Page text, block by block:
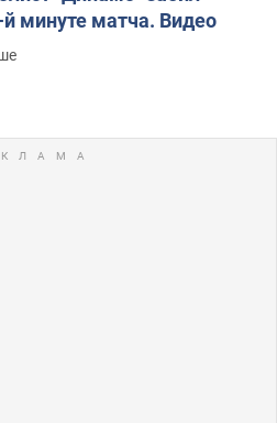
минуте матча. Видео